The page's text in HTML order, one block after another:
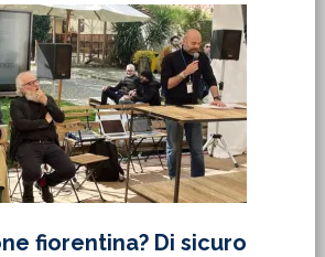
fiorentina? Di sicuro